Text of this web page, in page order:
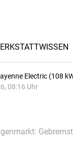
Electric (108
08:16 Uhr